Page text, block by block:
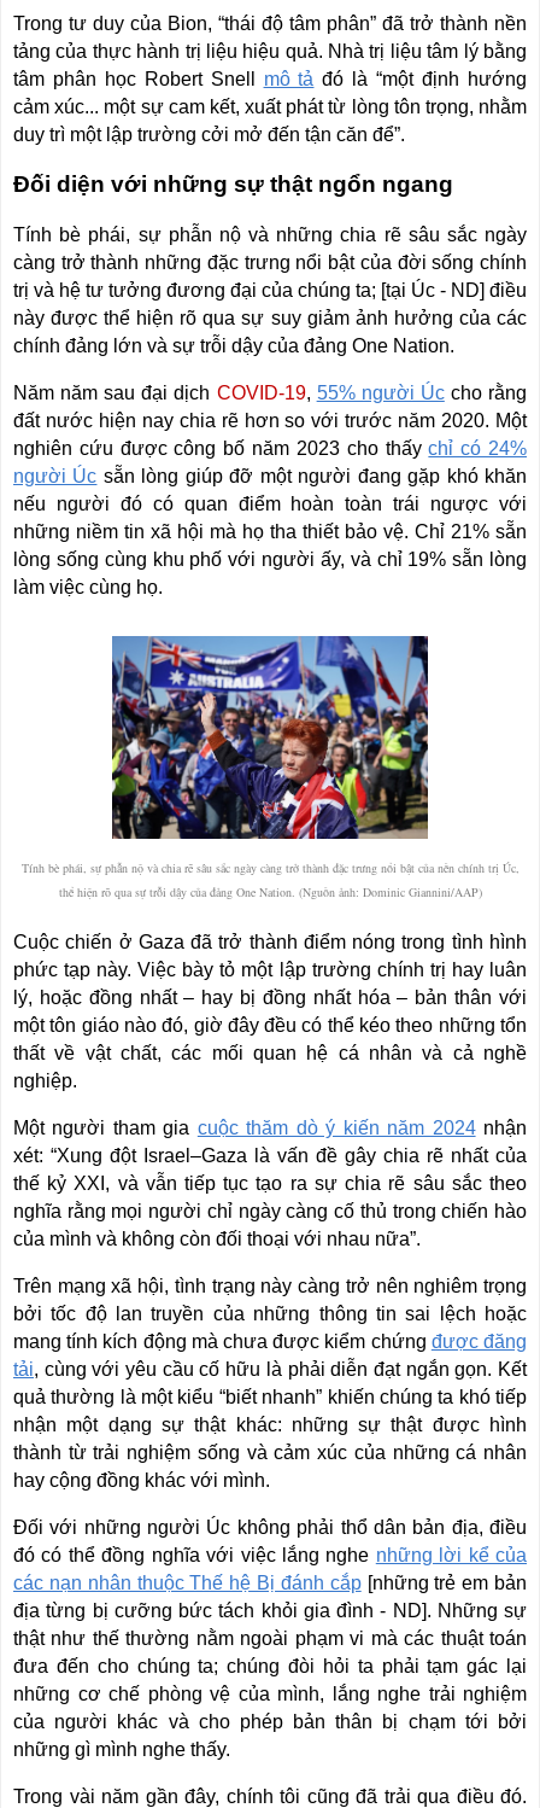
Trong tư duy của Bion, “thái độ tâm phân” đã trở thành nền
tảng của thực hành trị liệu hiệu quả. Nhà trị liệu tâm lý bằng
tâm phân học Robert Snell mô tả đó là “một định hướng
cảm xúc... một sự cam kết, xuất phát từ lòng tôn trọng, nhằm
duy trì một lập trường cởi mở đến tận căn để”.
Đối diện với những sự thật ngổn ngang
Tính bè phái, sự phẫn nộ và những chia rẽ sâu sắc ngày
càng trở thành những đặc trưng nổi bật của đời sống chính
trị và hệ tư tưởng đương đại của chúng ta; [tại Úc - ND] điều
này được thể hiện rõ qua sự suy giảm ảnh hưởng của các
chính đảng lớn và sự trỗi dậy của đảng One Nation.
Năm năm sau đại dịch COVID-19, 55% người Úccho rằng
đất nước hiện nay chia rẽ hơn so với trước năm 2020. Một
nghiên cứu được công bố năm 2023 cho thấychỉ có 24%
người Úc sẵn lòng giúp đỡ một người đang gặp khó khăn
nếu người đó có quan điểm hoàn toàn trái ngược với
những niềm tin xã hội mà họ tha thiết bảo vệ. Chỉ 21% sẵn
lòng sống cùng khu phố với người ấy, và chỉ 19% sẵn lòng
làm việc cùng họ.
Tính bè phái, sự phẫn nộ và chia rẽ sâu sắc ngày càng trở thành đặc trưng nổi bật của nền chính trị Úc,
thể hiện rõ qua sự trỗi dậy của đảng One Nation. (Nguồn ảnh: Dominic Giannini/AAP)
Cuộc chiến ở Gaza đã trở thành điểm nóng trong tình hình
phức tạp này. Việc bày tỏ một lập trường chính trị hay luân
lý, hoặc đồng nhất – hay bị đồng nhất hóa – bản thân với
một tôn giáo nào đó, giờ đây đều có thể kéo theo những tổn
thất về vật chất, các mối quan hệ cá nhân và cả nghề
nghiệp.
Một người tham gia cuộc thăm dò ý kiến năm 2024nhận
xét: “Xung đột Israel–Gaza là vấn đề gây chia rẽ nhất của
thế kỷ XXI, và vẫn tiếp tục tạo ra sự chia rẽ sâu sắc theo
nghĩa rằng mọi người chỉ ngày càng cố thủ trong chiến hào
của mình và không còn đối thoại với nhau nữa”.
Trên mạng xã hội, tình trạng này càng trở nên nghiêm trọng
bởi tốc độ lan truyền của những thông tin sai lệch hoặc
mang tính kích động mà chưa được kiểm chứng được đăng
tải, cùng với yêu cầu cố hữu là phải diễn đạt ngắn gọn. Kết
quả thường là một kiểu “biết nhanh” khiến chúng ta khó tiếp
nhận một dạng sự thật khác: những sự thật được hình
thành từ trải nghiệm sống và cảm xúc của những cá nhân
hay cộng đồng khác với mình.
Đối với những người Úc không phải thổ dân bản địa, điều
đó có thể đồng nghĩa với việc lắng nghe những lời kể của
các nạn nhân thuộc Thế hệ Bị đánh cắp [những trẻ em bản
địa từng bị cưỡng bức tách khỏi gia đình - ND]. Những sự
thật như thế thường nằm ngoài phạm vi mà các thuật toán
đưa đến cho chúng ta; chúng đòi hỏi ta phải tạm gác lại
những cơ chế phòng vệ của mình, lắng nghe trải nghiệm
của người khác và cho phép bản thân bị chạm tới bởi
những gì mình nghe thấy.
Trong vài năm gần đây, chính tôi cũng đã trải qua điều đó.